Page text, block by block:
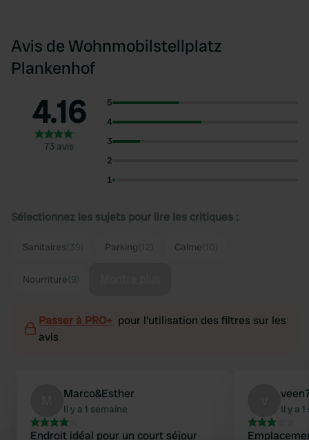
Avis de Wohnmobilstellplatz
Plankenhof
4.16
73 avis
5
4
3
2
1
Sélectionnez les sujets pour lire les critiques :
Sanitaires Parking Calme
Nourriture
Passer à PRO+ pour l'utilisation des filtres sur les
avis
Marco&Esther
Il y a 1 semaine
Endroit idéal pour un court séjour
Il y a